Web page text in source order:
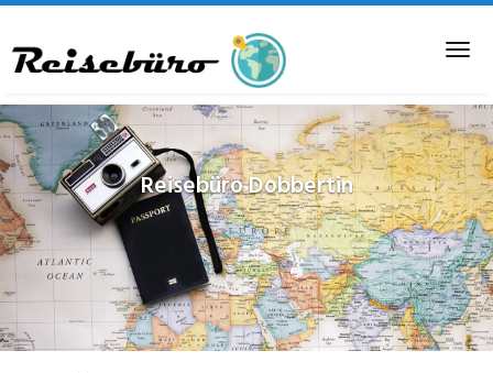
to
main
content
ReisebüroDobbertin